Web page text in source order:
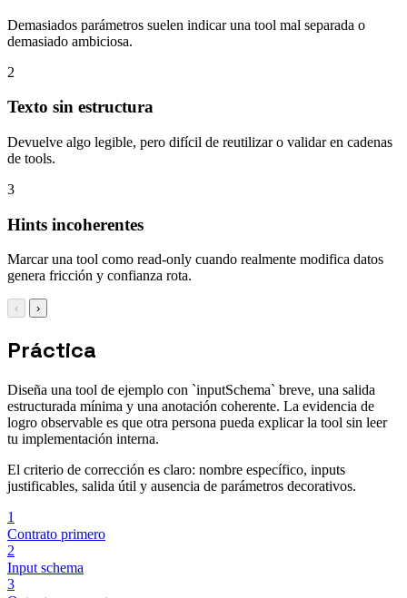
Demasiados parámetros suelen indicar una tool mal separada o
demasiado ambiciosa.
2
Texto sin estructura
Devuelve algo legible, pero difícil de reutilizar o validar en cadenas
de tools.
3
Hints incoherentes
Marcar una tool como read-only cuando realmente modifica datos
genera fricción y confianza rota.
‹ ›
Práctica
Diseña una tool de ejemplo con `inputSchema` breve, una salida
estructurada mínima y una anotación coherente. La evidencia de
logro observable es que otra persona pueda explicar la tool sin leer
tu implementación interna.
El criterio de corrección es claro: nombre específico, inputs
justificables, salida útil y ausencia de parámetros decorativos.
1
Contrato primero
2
Input schema
3